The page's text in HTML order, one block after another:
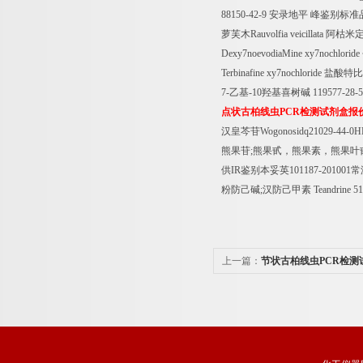
88150-42-9 安录地平 峰鉴别标准
萝芙木Rauvolfia veicillata 阿枯米
Dexy7noevodiaMine xy7nochloride
Terbinafine xy7nochloride 盐酸特
7-乙基-10羟基喜树碱 119577-28-
点状古柏线虫PCR检测试剂盒报
汉皇芩苷Wogonosidq21029-44-
熊果苷;熊果甙，熊果素，熊果叶
供IR鉴别本妥英101187-201001常
粉防己碱;汉防己甲素 Teandrine
上一篇： 节状古柏线虫PCR检测